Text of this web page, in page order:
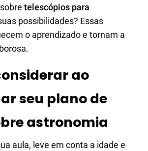
telescópios para
possibilidades? Essas
o aprendizado e tornam a
ao
seu plano de
astronomia
aula, leve em conta a idade e